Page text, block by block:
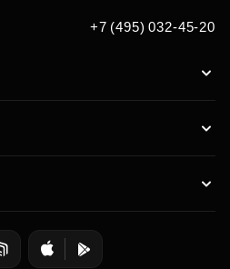
+7 (495) 032-45-20